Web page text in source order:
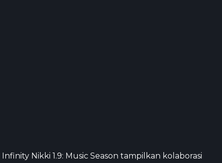
Infinity Nikki 1.9: Music Season tampilkan kolaborasi